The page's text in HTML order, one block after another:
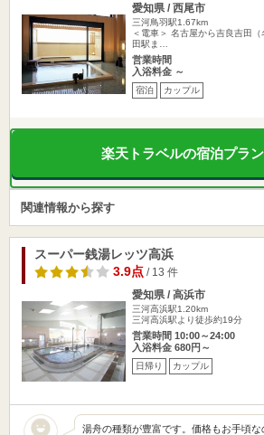
愛知県 / 西尾市
三河鳥羽駅1.67km
＜電車＞ 名古屋から吉良吉田
田駅ま…
営業時間
入浴料金 ～
宿泊 カップル
楽天トラベルの宿泊プラ
関連情報から探す
スーパー銭湯レッツ高浜
3.9点/ 13 件
愛知県 / 高浜市
三河高浜駅1.20km
三河高浜駅より徒歩約19分
営業時間 10:00～24:00
入浴料金 680円～
日帰り カップル
湯舟の種類が豊富です。価格もお手頃